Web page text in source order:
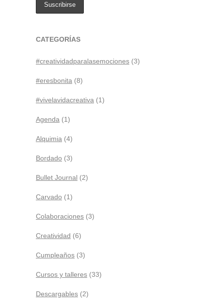
CATEGORÍAS
#creatividadparalasemociones (3)
#eresbonita (8)
#vivelavidacreativa (1)
Agenda (1)
Alquimia (4)
Bordado (3)
Bullet Journal (2)
Carvado (1)
Colaboraciones (3)
Creatividad (6)
Cumpleaños (3)
Cursos y talleres (33)
Descargables (2)